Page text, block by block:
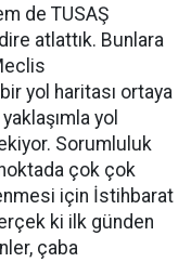
de TUSAŞ
atlattık. Bunlara
yol haritası ortaya
yol
Sorumluluk
çok çok
için İstihbarat
ki ilk günden
çaba